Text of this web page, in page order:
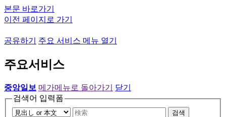
본문 바로가기
이전 페이지로 가기
공유하기 주요 서비스 메뉴 열기
주요서비스
중앙일보 메가메뉴로 돌아가기
닫기
검색어 입력폼
검색